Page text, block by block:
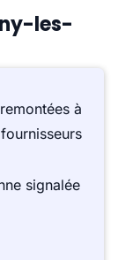
les-
à
signalée